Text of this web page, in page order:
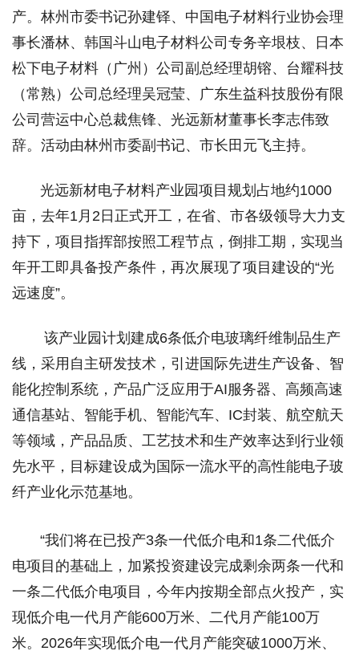
产。林州市委书记孙建铎、中国电子材料行业协会理
事长潘林、韩国斗山电子材料公司专务辛垠枝、日本
松下电子材料（广州）公司副总经理胡镕、台耀科技
（常熟）公司总经理吴冠莹、广东生益科技股份有限
公司营运中心总裁焦锋、光远新材董事长李志伟致
辞。活动由林州市委副书记、市长田元飞主持。
光远新材电子材料产业园项目规划占地约1000
亩，去年1月2日正式开工，在省、市各级领导大力支
持下，项目指挥部按照工程节点，倒排工期，实现当
年开工即具备投产条件，再次展现了项目建设的“光
远速度”。
该产业园计划建成6条低介电玻璃纤维制品生产
线，采用自主研发技术，引进国际先进生产设备、智
能化控制系统，产品广泛应用于AI服务器、高频高速
通信基站、智能手机、智能汽车、IC封装、航空航天
等领域，产品品质、工艺技术和生产效率达到行业领
先水平，目标建设成为国际一流水平的高性能电子玻
纤产业化示范基地。
“我们将在已投产3条一代低介电和1条二代低介
电项目的基础上，加紧投资建设完成剩余两条一代和
一条二代低介电项目，今年内按期全部点火投产，实
现低介电一代月产能600万米、二代月产能100万
米。2026年实现低介电一代月产能突破1000万米、